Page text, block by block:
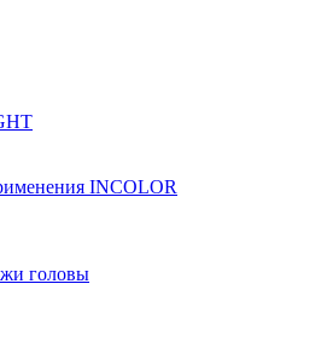
INCOLOR
головы